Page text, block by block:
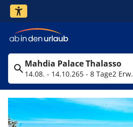
Mahdia Palace Thalasso
14.08. - 14.10.265 - 8 Tage2 Erw.